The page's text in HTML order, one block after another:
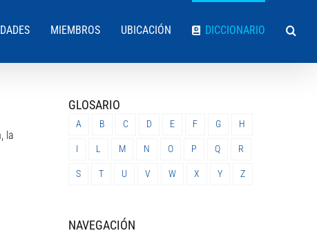
MIEMBROS UBICACIÓN DICCIONARIO
la
GLOSARIO
A B C D E F G H
I L M N O P Q R
S T U V W X Y Z
NAVEGACIÓN